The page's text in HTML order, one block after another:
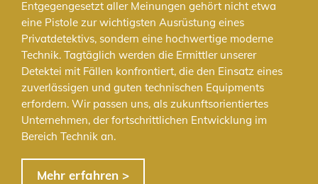
Entgegengesetzt aller Meinungen gehört nicht etwa
eine Pistole zur wichtigsten Ausrüstung eines
Privatdetektivs, sondern eine hochwertige moderne
Technik. Tagtäglich werden die Ermittler unserer
Detektei mit Fällen konfrontiert, die den Einsatz eines
zuverlässigen und guten technischen Equipments
erfordern. Wir passen uns, als zukunftsorientiertes
Unternehmen, der fortschrittlichen Entwicklung im
Bereich Technik an.
Mehr erfahren >